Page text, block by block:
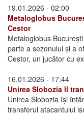
19.01.2026 - 02:00
Metaloglobus
Cestor
Metaloglobus
parte a sezonului și a
Cestor, un jucător cu
16.01.2026 - 17:44
Unirea Slobozia îl
Unirea Slobozia își
transferul atacantului